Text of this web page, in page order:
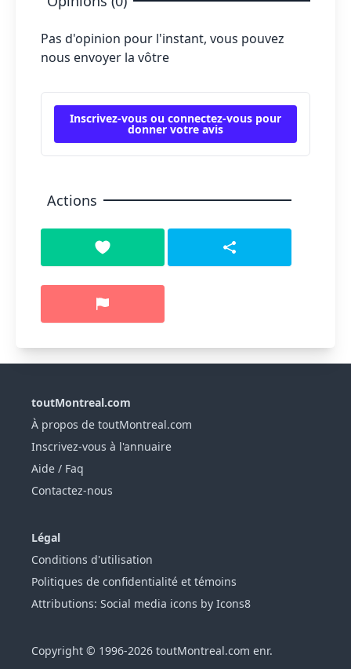
Pas d'opinion pour l'instant, vous pouvez
nous envoyer la vôtre
Inscrivez-vous ou connectez-vous pour
donner votre avis
Actions
toutMontreal.com
À propos de toutMontreal.com
Inscrivez-vous à l'annuaire
Aide / Faq
Contactez-nous
Légal
Conditions d'utilisation
Politiques de confidentialité et témoins
Attributions: Social media icons by Icons8
Copyright © 1996-2026 toutMontreal.com enr.